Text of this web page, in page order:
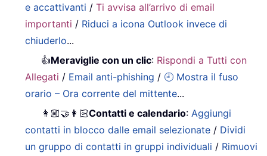
e accattivanti /Ti avvisa all’arrivo di email
importanti / Riduci a icona Outlook invece di
chiuderlo...
👍Meraviglie con un clic: Rispondi a Tutti con
Allegati / Email anti-phishing / 🕘 Mostra il fuso
orario – Ora corrente del mittente...
👩🏼‍🤝‍👩🏻Contatti e calendario: Aggiungi
contatti in blocco dalle email selezionate / Dividi
un gruppo di contatti in gruppi individuali / Rimuovi